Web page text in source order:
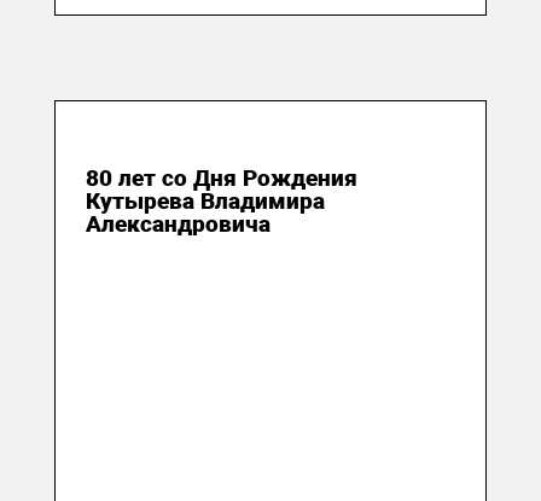
80 лет со Дня Рождения
Кутырева Владимира
Александровича